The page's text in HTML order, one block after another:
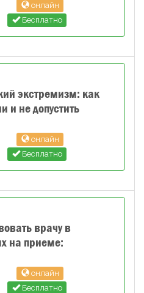
онлайн
Бесплатно
экстремизм: как
и не допустить
онлайн
Бесплатно
врачу в
на приеме:
онлайн
Бесплатно